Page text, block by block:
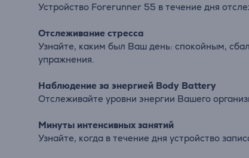
Устройство Forerunner 55 в течение дня
Отслеживание стресса
Узнайте, каким был Ваш день: спокойным,
упражнения.
Наблюдение за энергией Body Battery
Отслеживайте уровни энергии Вашего
Минуты интенсивных занятий
Узнайте, когда в течение дня устройство